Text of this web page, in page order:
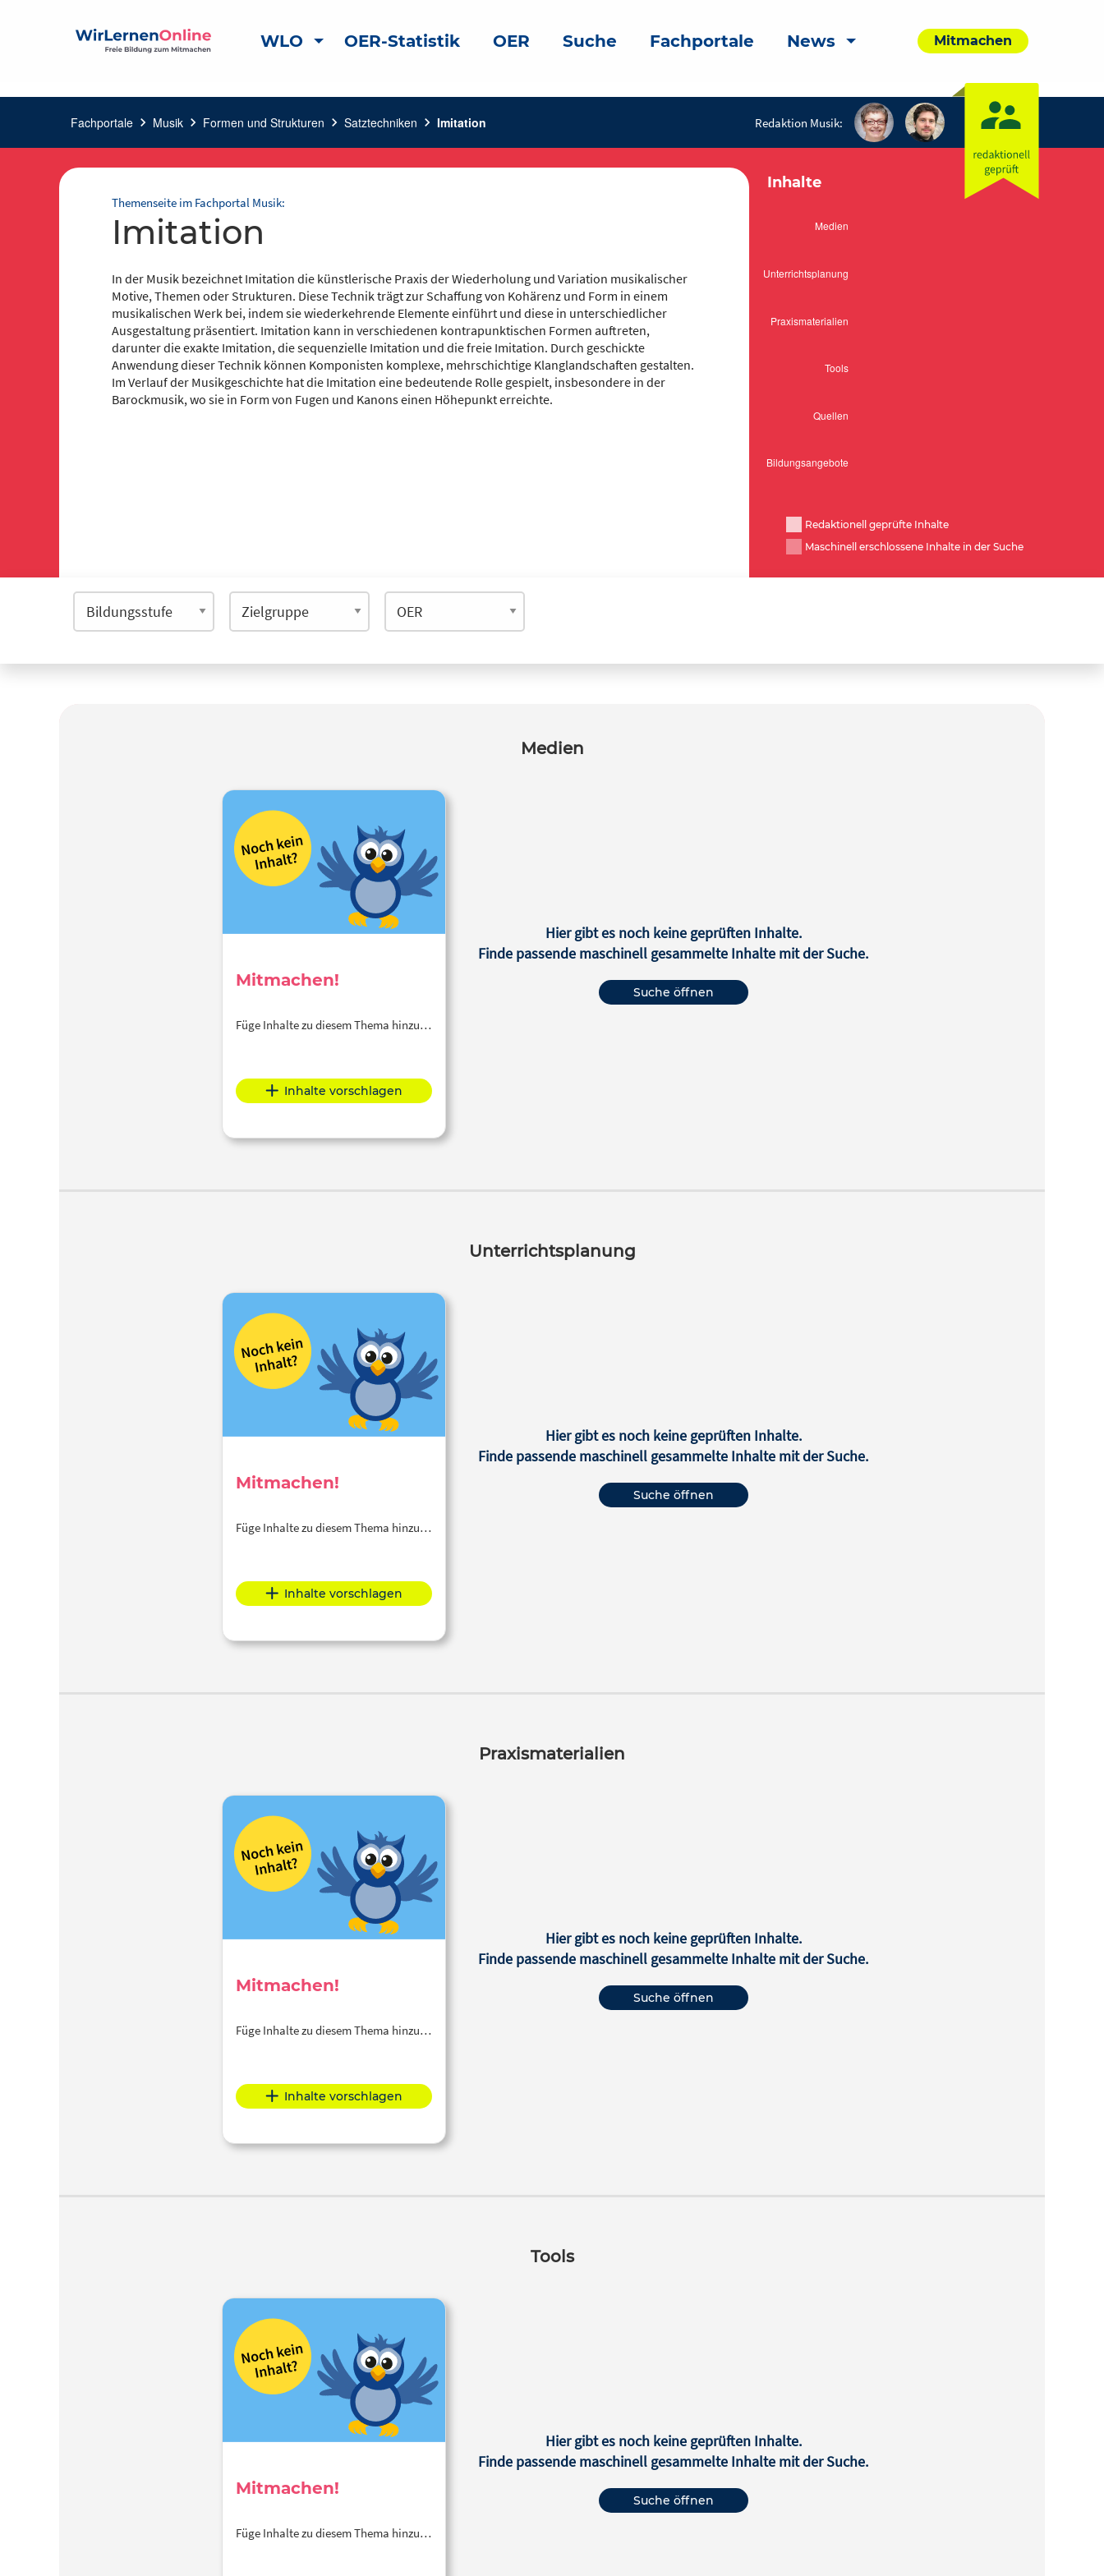
WLO OER-Statistik OER Suche Fachportale News Mitmachen
Fachportale chevron_right Musik chevron_right Formen und Strukturen chevron_right Satztechniken chevron_right Imitation Redaktion Musik:
Themenseite im Fachportal Musik:
Imitation
In der Musik bezeichnet Imitation die künstlerische Praxis der Wiederholung und Variation musikalischer
Motive, Themen oder Strukturen. Diese Technik trägt zur Schaffung von Kohärenz und Form in einem
musikalischen Werk bei, indem sie wiederkehrende Elemente einführt und diese in unterschiedlicher
Ausgestaltung präsentiert. Imitation kann in verschiedenen kontrapunktischen Formen auftreten,
darunter die exakte Imitation, die sequenzielle Imitation und die freie Imitation. Durch geschickte
Anwendung dieser Technik können Komponisten komplexe, mehrschichtige Klanglandschaften gestalten.
Im Verlauf der Musikgeschichte hat die Imitation eine bedeutende Rolle gespielt, insbesondere in der
Barockmusik, wo sie in Form von Fugen und Kanons einen Höhepunkt erreichte.
Inhalte
Redaktionell geprüfte Inhalte
Maschinell erschlossene Inhalte in der Suche
Medien
Mitmachen!
Füge Inhalte zu diesem Thema hinzu…
Inhalte vorschlagen
Hier gibt es noch keine geprüften Inhalte.
Finde passende maschinell gesammelte Inhalte mit der Suche.
Suche öffnen
Unterrichtsplanung
Mitmachen!
Füge Inhalte zu diesem Thema hinzu…
Inhalte vorschlagen
Hier gibt es noch keine geprüften Inhalte.
Finde passende maschinell gesammelte Inhalte mit der Suche.
Suche öffnen
Praxismaterialien
Mitmachen!
Füge Inhalte zu diesem Thema hinzu…
Inhalte vorschlagen
Hier gibt es noch keine geprüften Inhalte.
Finde passende maschinell gesammelte Inhalte mit der Suche.
Suche öffnen
Tools
Mitmachen!
Füge Inhalte zu diesem Thema hinzu…
Hier gibt es noch keine geprüften Inhalte.
Finde passende maschinell gesammelte Inhalte mit der Suche.
Suche öffnen